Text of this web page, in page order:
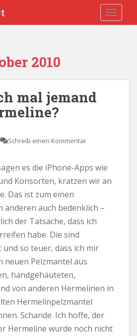
2010
mal jemand
Schreib einen Kommentar
es die iPhone-Apps wie
Konsorten, kratzen wir an
Das ist zum einen
anderen auch bedenklich –
der Tatsache, dass ich
habe. Die sind
so teuer, dass ich mir
neuen Pelzmantel aus
handgehäuteten,
von anderen Hermelinen in
Hermelinpelzmantel
Schande. Ich hoffe, der
Hermeline wurde noch nicht